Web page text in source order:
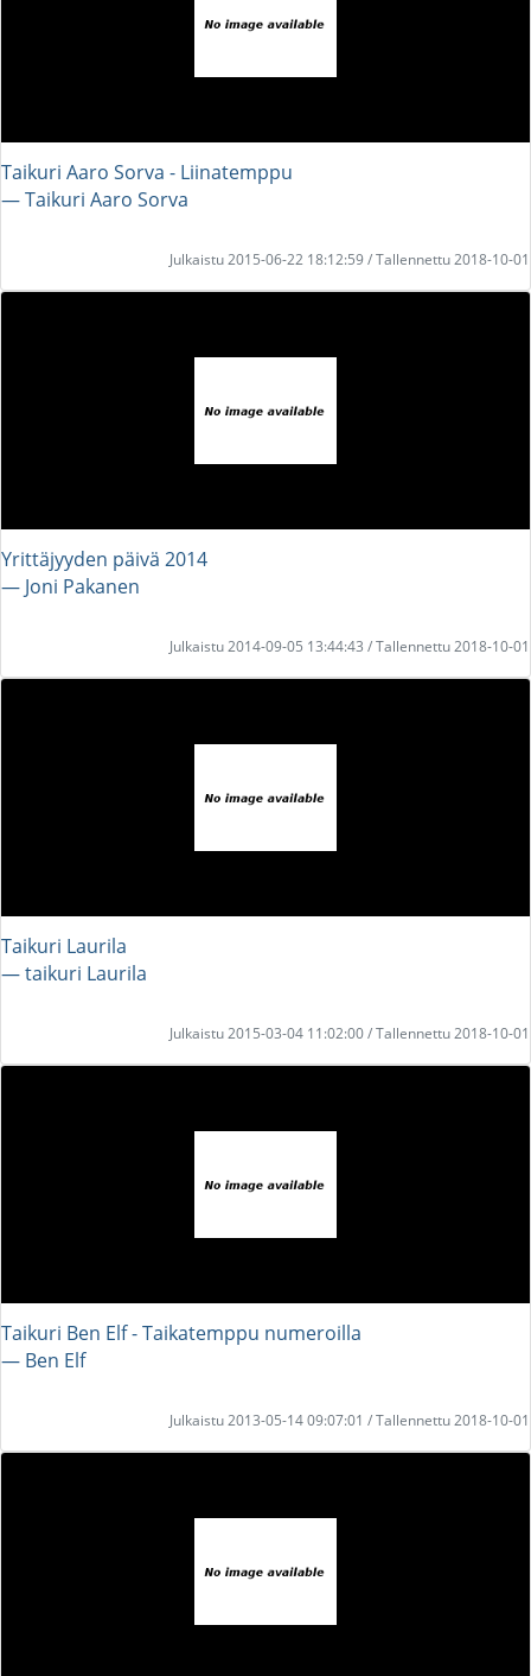
Taikuri Aaro Sorva - Liinatemppu
― Taikuri Aaro Sorva
Julkaistu 2015-06-22 18:12:59 / Tallennettu 2018-10-01
Yrittäjyyden päivä 2014
― Joni Pakanen
Julkaistu 2014-09-05 13:44:43 / Tallennettu 2018-10-01
Taikuri Laurila
― taikuri Laurila
Julkaistu 2015-03-04 11:02:00 / Tallennettu 2018-10-01
Taikuri Ben Elf - Taikatemppu numeroilla
― Ben Elf
Julkaistu 2013-05-14 09:07:01 / Tallennettu 2018-10-01